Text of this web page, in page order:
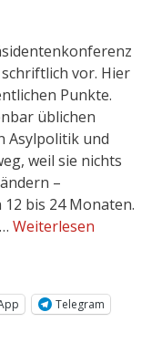
vor. Hier
Punkte.
üblichen
Asylpolitik und
weil sie nichts
–
bis 24 Monaten.
Weiterlesen
Telegram